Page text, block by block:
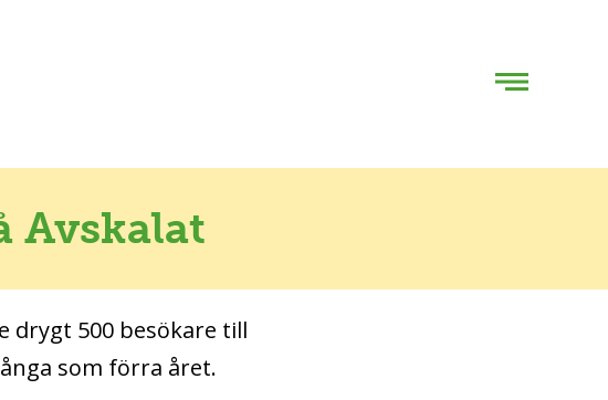
Avskalat
drygt 500 besökare till
som förra året.